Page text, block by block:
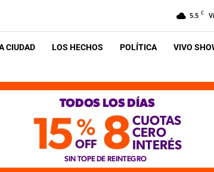
5.5 C
CIUDAD LOS HECHOS POLÍTICA VIVO